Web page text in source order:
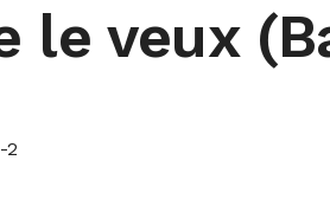
le veux